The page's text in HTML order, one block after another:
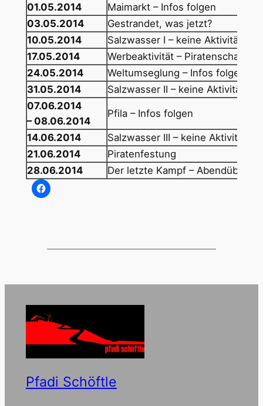
01.05.2014
Maimarkt – Infos folgen
03.05.2014
Gestrandet, was jetzt?
10.05.2014
Salzwasser I – keine Aktivität
17.05.2014
Werbeaktivität – Piratenschatz –
24.05.2014
Weltumseglung – Infos folgen
31.05.2014
Salzwasser II – keine Aktivität
07.06.2014
– 08.06.2014
Pfila – Infos folgen
14.06.2014
Salzwasser III – keine Aktivität
21.06.2014
Piratenfestung
28.06.2014
Der letzte Kampf – Abendübung
Pfadi Schöftle